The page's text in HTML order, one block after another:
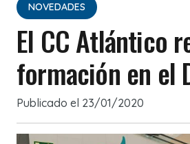
NOVEDADES
El CC Atlántico
formación en el
Publicado el 23/01/2020